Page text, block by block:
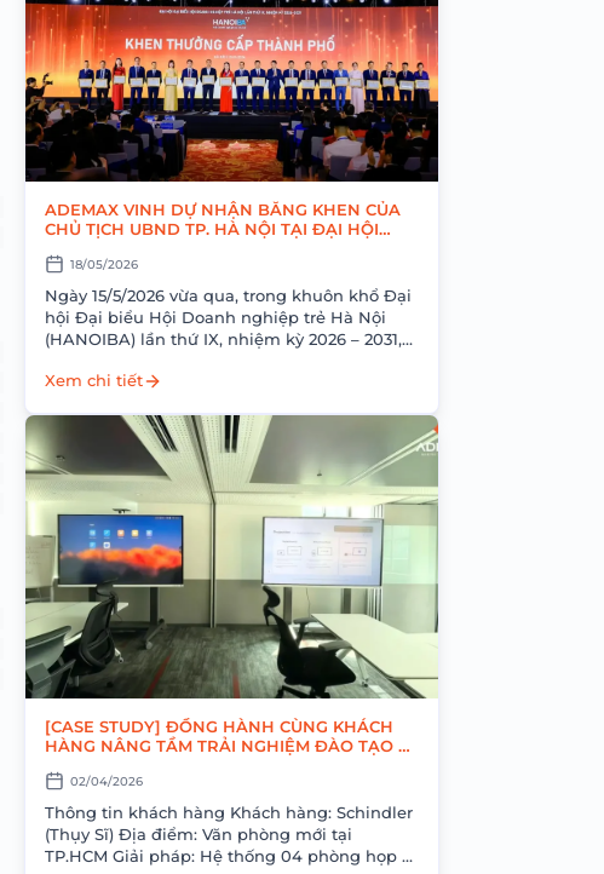
ADEMAX VINH DỰ NHẬN BẰNG KHEN CỦA
CHỦ TỊCH UBND TP. HÀ NỘI TẠI ĐẠI HỘI
18/05/2026
Ngày 15/5/2026 vừa qua, trong khuôn khổ Đại
hội Đại biểu Hội Doanh nghiệp trẻ Hà Nội
(HANOIBA) lần thứ IX, nhiệm kỳ 2026 – 2031,
Xem chi tiết
[CASE STUDY] ĐỒNG HÀNH CÙNG KHÁCH
HÀNG NÂNG TẦM TRẢI NGHIỆM ĐÀO TẠO &
02/04/2026
Thông tin khách hàng Khách hàng: Schindler
(Thụy Sĩ) Địa điểm: Văn phòng mới tại
TP.HCM Giải pháp: Hệ thống 04 phòng họp &